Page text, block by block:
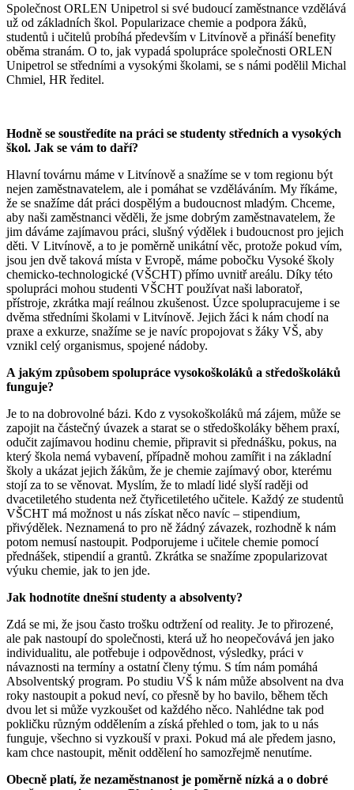
Společnost ORLEN Unipetrol si své budoucí zaměstnance vzdělává
už od základních škol. Popularizace chemie a podpora žáků,
studentů i učitelů probíhá především v Litvínově a přináší benefity
oběma stranám. O to, jak vypadá spolupráce společnosti ORLEN
Unipetrol se středními a vysokými školami, se s námi podělil Michal
Chmiel, HR ředitel.
Hodně se soustředíte na práci se studenty středních a vysokých
škol. Jak se vám to daří?
Hlavní továrnu máme v Litvínově a snažíme se v tom regionu být
nejen zaměstnavatelem, ale i pomáhat se vzděláváním. My říkáme,
že se snažíme dát práci dospělým a budoucnost mladým. Chceme,
aby naši zaměstnanci věděli, že jsme dobrým zaměstnavatelem, že
jim dáváme zajímavou práci, slušný výdělek i budoucnost pro jejich
děti. V Litvínově, a to je poměrně unikátní věc, protože pokud vím,
jsou jen dvě taková místa v Evropě, máme pobočku Vysoké školy
chemicko-technologické (VŠCHT) přímo uvnitř areálu. Díky této
spolupráci mohou studenti VŠCHT používat naši laboratoř,
přístroje, zkrátka mají reálnou zkušenost. Úzce spolupracujeme i se
dvěma středními školami v Litvínově. Jejich žáci k nám chodí na
praxe a exkurze, snažíme se je navíc propojovat s žáky VŠ, aby
vznikl celý organismus, spojené nádoby.
A jakým způsobem spolupráce vysokoškoláků a středoškoláků
funguje?
Je to na dobrovolné bázi. Kdo z vysokoškoláků má zájem, může se
zapojit na částečný úvazek a starat se o středoškoláky během praxí,
odučit zajímavou hodinu chemie, připravit si přednášku, pokus, na
který škola nemá vybavení, případně mohou zamířit i na základní
školy a ukázat jejich žákům, že je chemie zajímavý obor, kterému
stojí za to se věnovat. Myslím, že to mladí lidé slyší raději od
dvacetiletého studenta než čtyřicetiletého učitele. Každý ze studentů
VŠCHT má možnost u nás získat něco navíc – stipendium,
přivýdělek. Neznamená to pro ně žádný závazek, rozhodně k nám
potom nemusí nastoupit. Podporujeme i učitele chemie pomocí
přednášek, stipendií a grantů. Zkrátka se snažíme zpopularizovat
výuku chemie, jak to jen jde.
Jak hodnotíte dnešní studenty a absolventy?
Zdá se mi, že jsou často trošku odtržení od reality. Je to přirozené,
ale pak nastoupí do společnosti, která už ho neopečovává jen jako
individualitu, ale potřebuje i odpovědnost, výsledky, práci v
návaznosti na termíny a ostatní členy týmu. S tím nám pomáhá
Absolventský program. Po studiu VŠ k nám může absolvent na dva
roky nastoupit a pokud neví, co přesně by ho bavilo, během těch
dvou let si může vyzkoušet od každého něco. Nahlédne tak pod
pokličku různým oddělením a získá přehled o tom, jak to u nás
funguje, všechno si vyzkouší v praxi. Pokud má ale předem jasno,
kam chce nastoupit, měnit oddělení ho samozřejmě nenutíme.
Obecně platí, že nezaměstnanost je poměrně nízká a o dobré